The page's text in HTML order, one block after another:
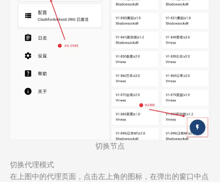
切换节点
切换代理模式
在上图中的代理页面，点击左上角的图标 ，在弹出的窗口中点